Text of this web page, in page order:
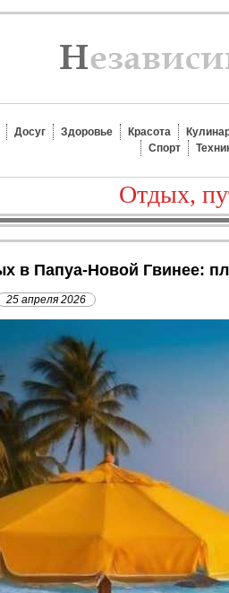
Досуг Здоровье Красота
Спорт
Отдых,
в Папуа-Новой Гвинее:
25 апреля 2026